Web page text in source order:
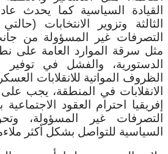
القيادة السياسية كما يحدث
الثالثة وتزوير الانتخابات
التصرفات غير المسؤولة من
مثل سرقة الموارد العامة على
الدستورية، والفشل في توفير
الظروف المواتية للانقلابات
الانقلابات في المنطقة، يجب
إفريقيا احترام العقود
التصرفات غير المسؤولة،
السياسية للتواصل بشكل أكثر